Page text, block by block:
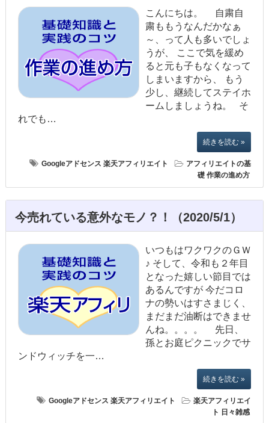
こんにちは。 自粛自
粛ももうなんだかなぁ
～、って人も多いでしょ
うが、 ここで気を緩め
ると元も子もなくなって
しまいますから、 もう
少し、継続してステイホ
ームしましょうね。 そ
れでも…
続きを読む »
Googleアドセンス 楽天アフィリエイト
アフィリエイトの基
礎 作業の進め方
今売れている意外なモノ？！（2020/5/1）
いつもはワクワクのＧＷ
♪ そして、令和も２年目
となった嬉しい節目では
あるんですが 今だコロ
ナの勢いはすさまじく、
まだまだ油断はできませ
んね。。。。 先日、
孫とお庭ピクニックでサ
ンドウィッチを一…
続きを読む »
Googleアドセンス 楽天アフィリエイト
楽天アフィリエイ
ト 日々雑感